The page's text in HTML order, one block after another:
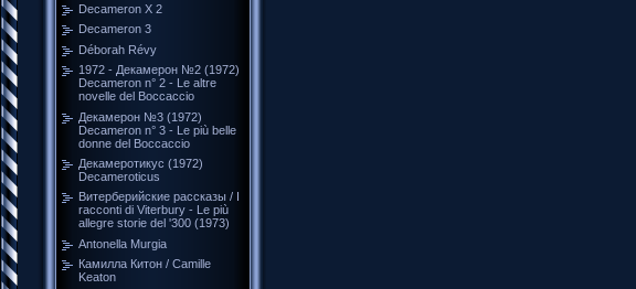
Decameron X 2
Decameron 3
Déborah Révy
1972 - Декамерон №2 (1972)
Decameron n° 2 - Le altre
novelle del Boccaccio
Декамерон №3 (1972)
Decameron n° 3 - Le più belle
donne del Boccaccio
Декамеротикус (1972)
Decameroticus
Витерберийские рассказы / I
racconti di Viterbury - Le più
allegre storie del '300 (1973)
Antonella Murgia
Камилла Китон / Camille
Keaton